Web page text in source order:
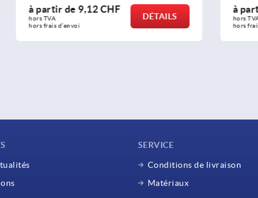
à partir de2,78 CHF
hors frais d’envoi
DÉTAILS
SERVICE
Conditions de livraison
Matériaux